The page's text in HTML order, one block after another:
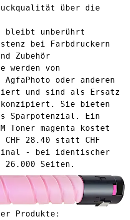
über die
bleibt unberührt
bei Farbdruckern
Zubehör
werden von
oder anderen
und sind als Ersatz
Sie bieten
Sparpotenzial. Ein
Toner magenta kostet
28.40 statt CHF
- bei identischer
Seiten.
Produkte: